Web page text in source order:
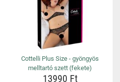
Cottelli Plus Size - gyöngyös
melltartó szett (fekete)
13990 Ft